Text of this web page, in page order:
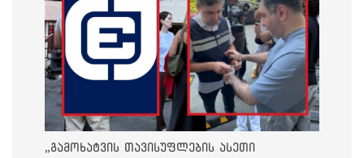
„გამოხატვის თავისუფლების ასეთი